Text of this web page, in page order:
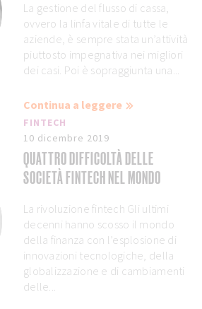
La gestione del flusso di cassa,
ovvero la linfa vitale di tutte le
aziende, è sempre stata un’attività
piuttosto impegnativa nei migliori
dei casi. Poi è sopraggiunta una...
Continua a leggere
FINTECH
10 dicembre 2019
QUATTRO DIFFICOLTÀ DELLE
SOCIETÀ FINTECH NEL MONDO
La rivoluzione fintech Gli ultimi
decenni hanno scosso il mondo
della finanza con l’esplosione di
innovazioni tecnologiche, della
globalizzazione e di cambiamenti
delle...